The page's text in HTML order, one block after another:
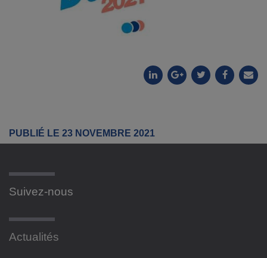
PUBLIÉ LE 23 NOVEMBRE 2021
Suivez-nous
Actualités